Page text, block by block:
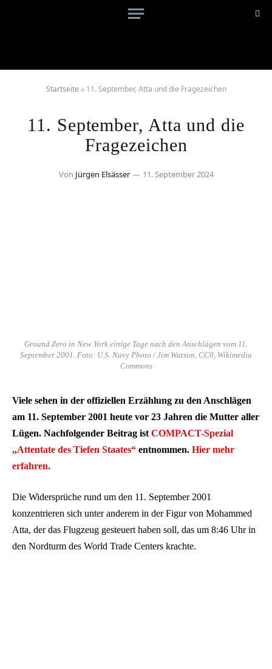
Startseite » 11. September, Atta und die Fragezeichen
11. September, Atta und die
Fragezeichen
Von Jürgen Elsässer 11. September 2024
Ground Zero in New York einige Tage nach den Anschlägen vom 11.
September 2001. Foto: U.S. Navy Photo / Jim Watson, CC0, Wikimedia
Commons
Viele sehen in der offiziellen Erzählung zu den Anschlägen
am 11. September 2001 heute vor 23 Jahren die Mutter aller
Lügen. Nachfolgender Beitrag ist COMPACT-Spezial
„Attentate des Tiefen Staates“ entnommen. Hier mehr
erfahren.
Die Widersprüche rund um den 11. September 2001
konzentrieren sich unter anderem in der Figur von Mohammed
Atta, der das Flugzeug gesteuert haben soll, das um 8:46 Uhr in
den Nordturm des World Trade Centers krachte.